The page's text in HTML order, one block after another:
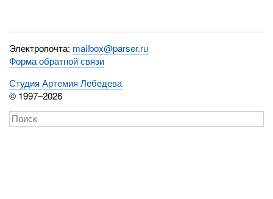
Электропочта: mailbox@parser.ru
Форма обратной связи
Студия Артемия Лебедева
© 1997–2026